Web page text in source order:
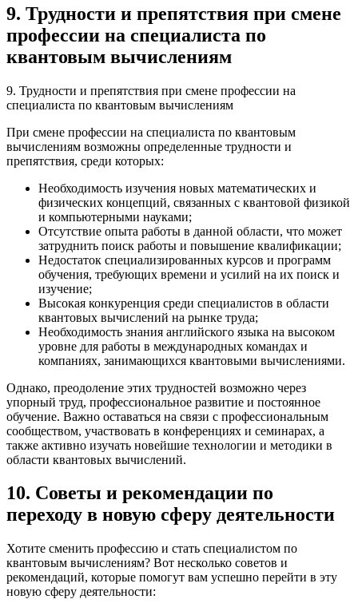
9. Трудности и препятствия при смене
профессии на специалиста по
квантовым вычислениям
9. Трудности и препятствия при смене профессии на
специалиста по квантовым вычислениям
При смене профессии на специалиста по квантовым
вычислениям возможны определенные трудности и
препятствия, среди которых:
Необходимость изучения новых математических и
физических концепций, связанных с квантовой физикой
и компьютерными науками;
Отсутствие опыта работы в данной области, что может
затруднить поиск работы и повышение квалификации;
Недостаток специализированных курсов и программ
обучения, требующих времени и усилий на их поиск и
изучение;
Высокая конкуренция среди специалистов в области
квантовых вычислений на рынке труда;
Необходимость знания английского языка на высоком
уровне для работы в международных командах и
компаниях, занимающихся квантовыми вычислениями.
Однако, преодоление этих трудностей возможно через
упорный труд, профессиональное развитие и постоянное
обучение. Важно оставаться на связи с профессиональным
сообществом, участвовать в конференциях и семинарах, а
также активно изучать новейшие технологии и методики в
области квантовых вычислений.
10. Советы и рекомендации по
переходу в новую сферу деятельности
Хотите сменить профессию и стать специалистом по
квантовым вычислениям? Вот несколько советов и
рекомендаций, которые помогут вам успешно перейти в эту
новую сферу деятельности: